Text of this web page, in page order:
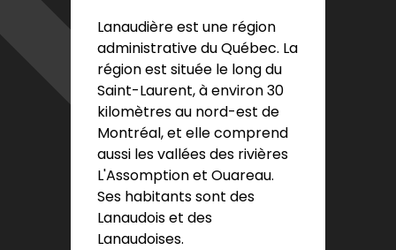
Lanaudière est une région
administrative du Québec. La
région est située le long du
Saint-Laurent, à environ 30
kilomètres au nord-est de
Montréal, et elle comprend
aussi les vallées des rivières
L'Assomption et Ouareau.
Ses habitants sont des
Lanaudois et des
Lanaudoises.